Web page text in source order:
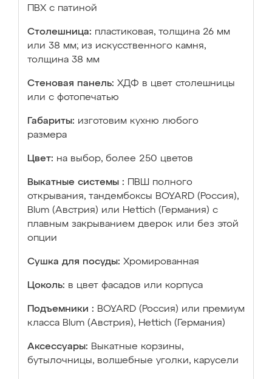
ПВХ с патиной
Столешница: пластиковая, толщина 26 мм
или 38 мм; из искусственного камня,
толщина 38 мм
Стеновая панель: ХДФ в цвет столешницы
или с фотопечатью
Габариты: изготовим кухню любого
размера
Цвет: на выбор, более 250 цветов
Выкатные системы :
ПВШ полного
открывания, тандембоксы BOYARD (Россия),
Blum (Австрия) или Hettich (Германия) с
плавным закрыванием дверок или без этой
опции
Сушка для посуды: Хромированная
Цоколь: в цвет фасадов или корпуса
Подъемники : BOYARD (Россия) или премиум
класса Blum (Австрия), Hettich (Германия)
Аксессуары: Выкатные корзины,
бутылочницы, волшебные уголки, карусели